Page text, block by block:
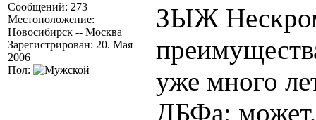
Сообщений: 273
Местоположение:
Новосибирск -- Москва
Зарегистрирован: 20. Мая
2006
Пол:
ЗЫЖ
уже много
ДБФа; может,